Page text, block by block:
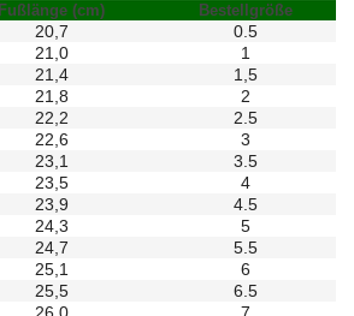
Fußlänge (cm) Bestellgröße
20,7
0.5
21,0
1
21,4
1,5
21,8
2
22,2
2.5
22,6
3
23,1
3.5
23,5
4
23,9
4.5
24,3
5
24,7
5.5
25,1
6
25,5
6.5